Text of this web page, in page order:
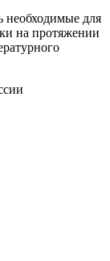
необходимые для
на протяжении